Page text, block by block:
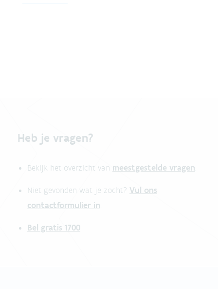
Heb je vragen?
Bekijk het overzicht van meestgestelde vragen.
Niet gevonden wat je zocht? Vul ons
contactformulier in.
Bel gratis 1700